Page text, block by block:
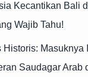
Kecantikan Bali
Wajib Tahu!
Masuknya
Saudagar Arab